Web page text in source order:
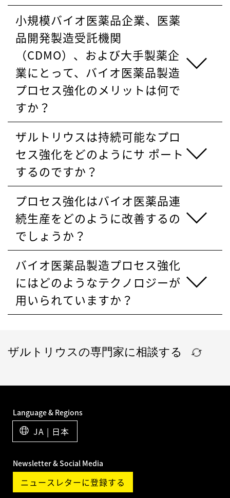
小規模バイオ医薬品企業、医薬
品開発製造受託機関
（CDMO）、および大手製薬企
業にとって、バイオ医薬品製造
プロセス強化のメリットは何で
すか？
ザルトリウスは持続可能なプロ
セス強化をどのようにサ ポート
するのですか？
プロセス強化はバイオ医薬品連
続生産をどのように改善するの
でしょうか？
バイオ医薬品製造プロセス強化
にはどのようなテクノロジーが
用いられていますか？
ザルトリウスの専門家に相談する
Language & Regions
JA | 日本
Newsletter & Social Media
ニュースレターに登録する